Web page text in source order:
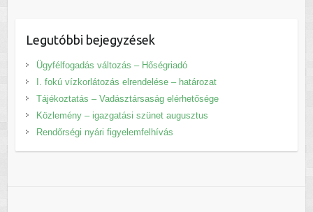
Legutóbbi bejegyzések
Ügyfélfogadás változás – Hőségriadó
I. fokú vízkorlátozás elrendelése – határozat
Tájékoztatás – Vadásztársaság elérhetősége
Közlemény – igazgatási szünet augusztus
Rendőrségi nyári figyelemfelhívás